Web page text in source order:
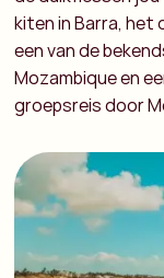
kiten in Barra,
een van de
Mozambique en
groepsreis door